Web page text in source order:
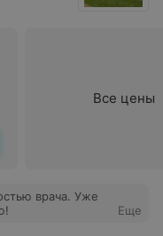
Все цены
врача. Уже
Еще